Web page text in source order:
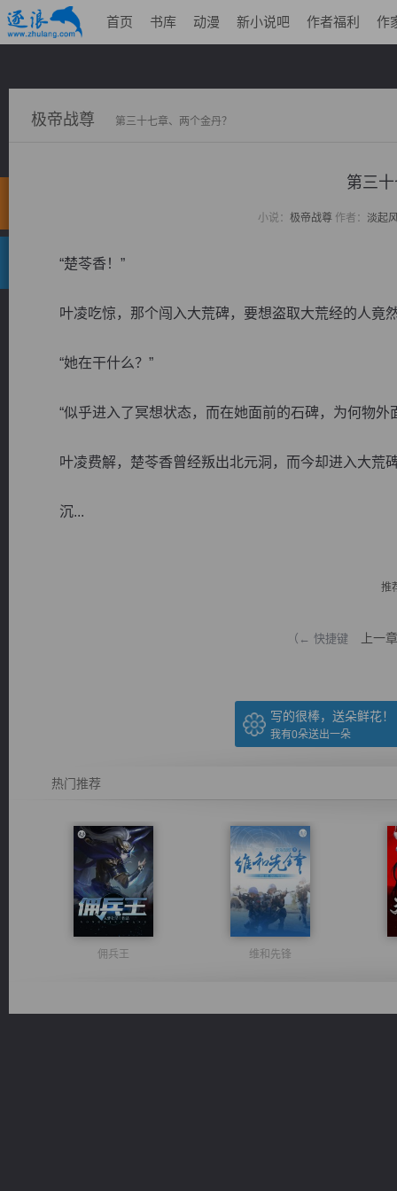
首页 书库 动漫 新小说吧 作者福利 作
极帝战尊 第三十七章、两个金丹？
第三
小说： 极帝战尊作者： 淡起
“楚苓香！”
叶凌吃惊，那个闯入大荒碑，要想盗取大荒经的人竟
“她在干什么？”
“似乎进入了冥想状态，而在她面前的石碑，为何物外
叶凌费解，楚苓香曾经叛出北元洞，而今却进入大荒
沉...
推
（← 快捷键 上一章
写的很棒，送朵鲜花！
我有0朵送出一朵
热门推荐
佣兵王 维和先锋